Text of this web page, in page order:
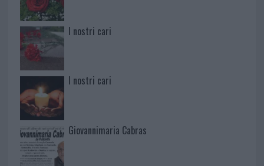
I nostri cari
I nostri cari
Giovannimaria Cabras